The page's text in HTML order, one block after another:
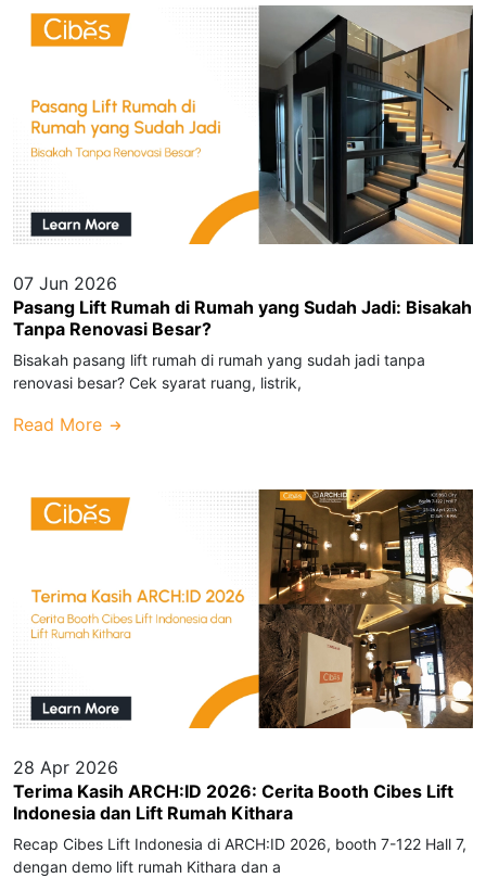
07 Jun 2026
Pasang Lift Rumah di Rumah yang Sudah Jadi: Bisakah
Tanpa Renovasi Besar?
Bisakah pasang lift rumah di rumah yang sudah jadi tanpa
renovasi besar? Cek syarat ruang, listrik,
Read More
28 Apr 2026
Terima Kasih ARCH:ID 2026: Cerita Booth Cibes Lift
Indonesia dan Lift Rumah Kithara
Recap Cibes Lift Indonesia di ARCH:ID 2026, booth 7-122 Hall 7,
dengan demo lift rumah Kithara dan a